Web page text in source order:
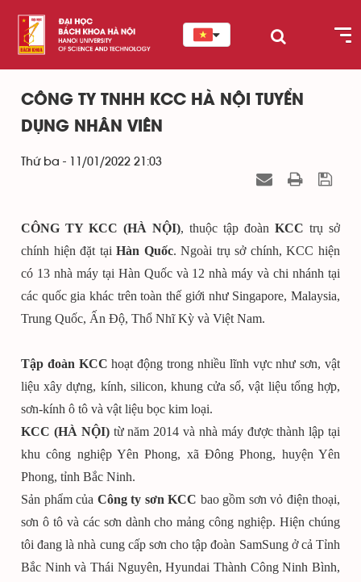
CÔNG TY TNHH KCC HÀ NỘI TUYỂN
DỤNG NHÂN VIÊN
Thứ ba - 11/01/2022 21:03
CÔNG TY KCC (HÀ NỘI), thuộc tập đoàn KCC trụ sở
chính hiện đặt tạiHàn Quốc. Ngoài trụ sở chính, KCC hiện
có 13 nhà máy tại Hàn Quốc và 12 nhà máy và chi nhánh tại
các quốc gia khác trên toàn thế giới như Singapore, Malaysia,
Trung Quốc, Ấn Độ, Thổ Nhĩ Kỳ và Việt Nam.
Tập đoàn KCChoạt động trong nhiều lĩnh vực như sơn, vật
liệu xây dựng, kính, silicon, khung cửa sổ, vật liệu tổng hợp,
sơn-kính ô tô và vật liệu bọc kim loại.
KCC (HÀ NỘI)từ năm 2014 và nhà máy được thành lập tại
khu công nghiệp Yên Phong, xã Đông Phong, huyện Yên
Phong, tỉnh Bắc Ninh.
Sản phẩm của Công ty sơn KCC bao gồm sơn vỏ điện thoại,
sơn ô tô và các sơn dành cho mảng công nghiệp. Hiện chúng
tôi đang là nhà cung cấp sơn cho tập đoàn SamSung ở cả Tỉnh
Bắc Ninh và Thái Nguyên, Hyundai Thành Công Ninh Bình,